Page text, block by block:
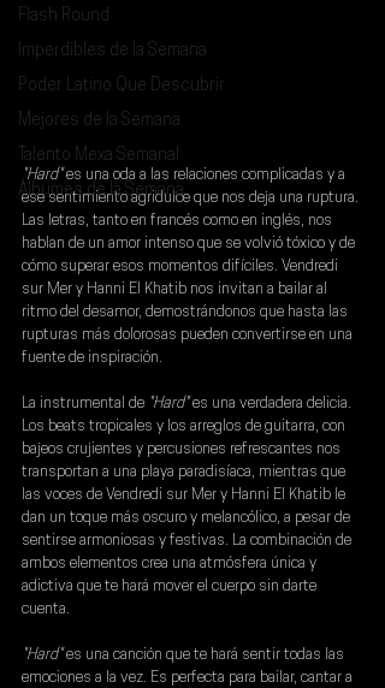
Flash Round
Imperdibles de la Semana
Poder Latino Que Descubrir
Mejores de la Semana
Talento Mexa Semanal
Álbumes de la Semana
"Hard" es una oda a las relaciones complicadas y a
ese sentimiento agridulce que nos deja una ruptura.
Las letras, tanto en francés como en inglés, nos
hablan de un amor intenso que se volvió tóxico y de
cómo superar esos momentos difíciles. Vendredi
sur Mer y Hanni El Khatib nos invitan a bailar al
ritmo del desamor, demostrándonos que hasta las
rupturas más dolorosas pueden convertirse en una
fuente de inspiración.
La instrumental de "Hard" es una verdadera delicia.
Los beats tropicales y los arreglos de guitarra, con
bajeos crujientes y percusiones refrescantes nos
transportan a una playa paradisíaca, mientras que
las voces de Vendredi sur Mer y Hanni El Khatib le
dan un toque más oscuro y melancólico, a pesar de
sentirse armoniosas y festivas. La combinación de
ambos elementos crea una atmósfera única y
adictiva que te hará mover el cuerpo sin darte
cuenta.
"Hard" es una canción que te hará sentir todas las
emociones a la vez. Es perfecta para bailar, cantar a